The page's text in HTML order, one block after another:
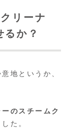
リーナ
か？
地というか、
のスチームク
た。